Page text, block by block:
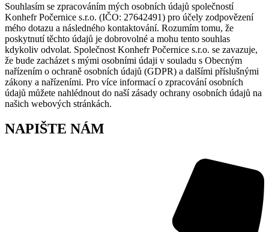
Souhlasím se zpracováním mých osobních údajů společností
Konhefr Počernice s.r.o. (IČO: 27642491) pro účely zodpovězení
mého dotazu a následného kontaktování. Rozumím tomu, že
poskytnutí těchto údajů je dobrovolné a mohu tento souhlas
kdykoliv odvolat. Společnost Konhefr Počernice s.r.o. se zavazuje,
že bude zacházet s mými osobními údaji v souladu s Obecným
nařízením o ochraně osobních údajů (GDPR) a dalšími příslušnými
zákony a nařízeními. Pro více informací o zpracování osobních
údajů můžete nahlédnout do naší zásady ochrany osobních údajů na
našich webových stránkách.
NAPIŠTE NÁM